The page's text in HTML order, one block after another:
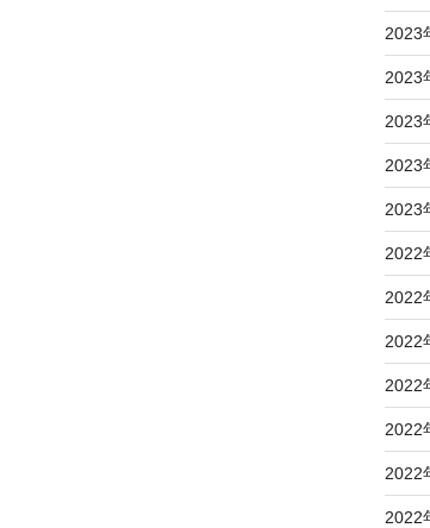
2023
2023
2023
2023
2023
2022
2022
2022
2022
2022
2022
2022